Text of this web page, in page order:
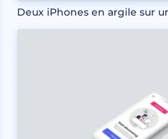
Deux iPhones en argile sur